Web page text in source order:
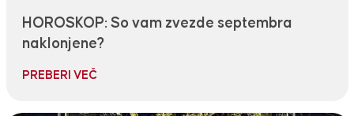
HOROSKOP: So vam zvezde septembra
naklonjene?
PREBERI VEČ